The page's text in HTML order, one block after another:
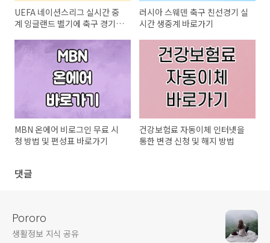
UEFA 네이션스리그 실시간 중
계 잉글랜드 벨기에 축구 경기
러시아 스웨덴 축구 친선경기 실
시간 생중계 바로가기
MBN 온에어 비로그인 무료 시
청 방법 및 편성표 바로가기
건강보험료 자동이체 인터넷을
통한 변경 신청 및 해지 방법
댓글
Pororo
생활정보 지식 공유